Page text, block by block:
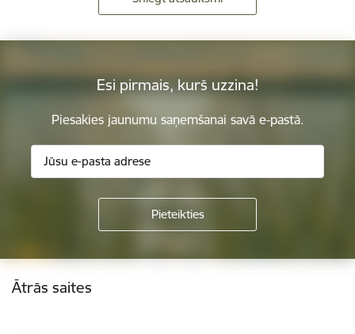
Esi pirmais, kurš uzzina!
Piesakies jaunumu saņemšanai savā e-pastā.
Kājene
Ātrās saites